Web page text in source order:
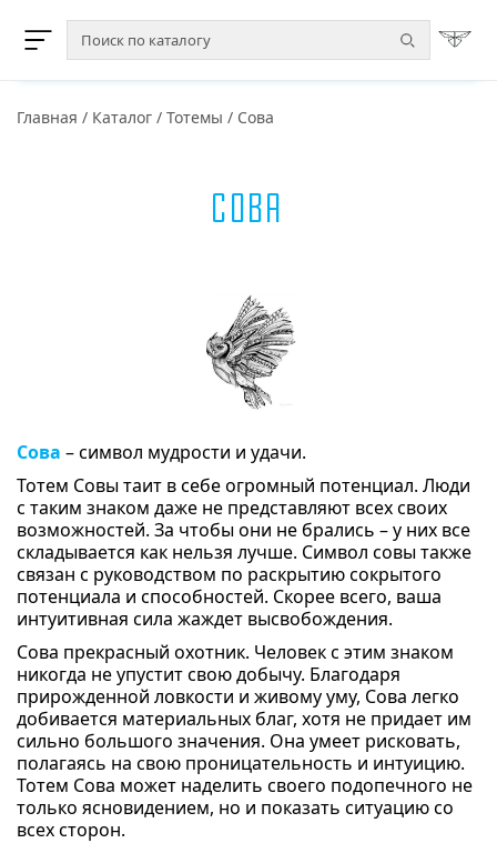
Главная / Каталог / Тотемы / Сова
Сова
Сова – символ мудрости и удачи.
Тотем Совы таит в себе огромный потенциал. Люди
с таким знаком даже не представляют всех своих
возможностей. За чтобы они не брались – у них все
складывается как нельзя лучше. Символ совы также
связан с руководством по раскрытию сокрытого
потенциала и способностей. Скорее всего, ваша
интуитивная сила жаждет высвобождения.
Сова прекрасный охотник. Человек с этим знаком
никогда не упустит свою добычу. Благодаря
прирожденной ловкости и живому уму, Сова легко
добивается материальных благ, хотя не придает им
сильно большого значения. Она умеет рисковать,
полагаясь на свою проницательность и интуицию.
Тотем Сова может наделить своего подопечного не
только ясновидением, но и показать ситуацию со
всех сторон.